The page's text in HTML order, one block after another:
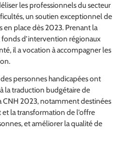
les professionnels du secteur
un soutien exceptionnel de
en place dès 2023. Prenant la
d’intervention régionaux
il a vocation à accompagner les
personnes handicapées ont
la traduction budgétaire de
CNH 2023, notamment destinées
la transformation de l’offre
et améliorer la qualité de